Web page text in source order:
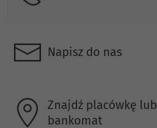
Napisz do nas
Znajdź placówkę lub
bankomat